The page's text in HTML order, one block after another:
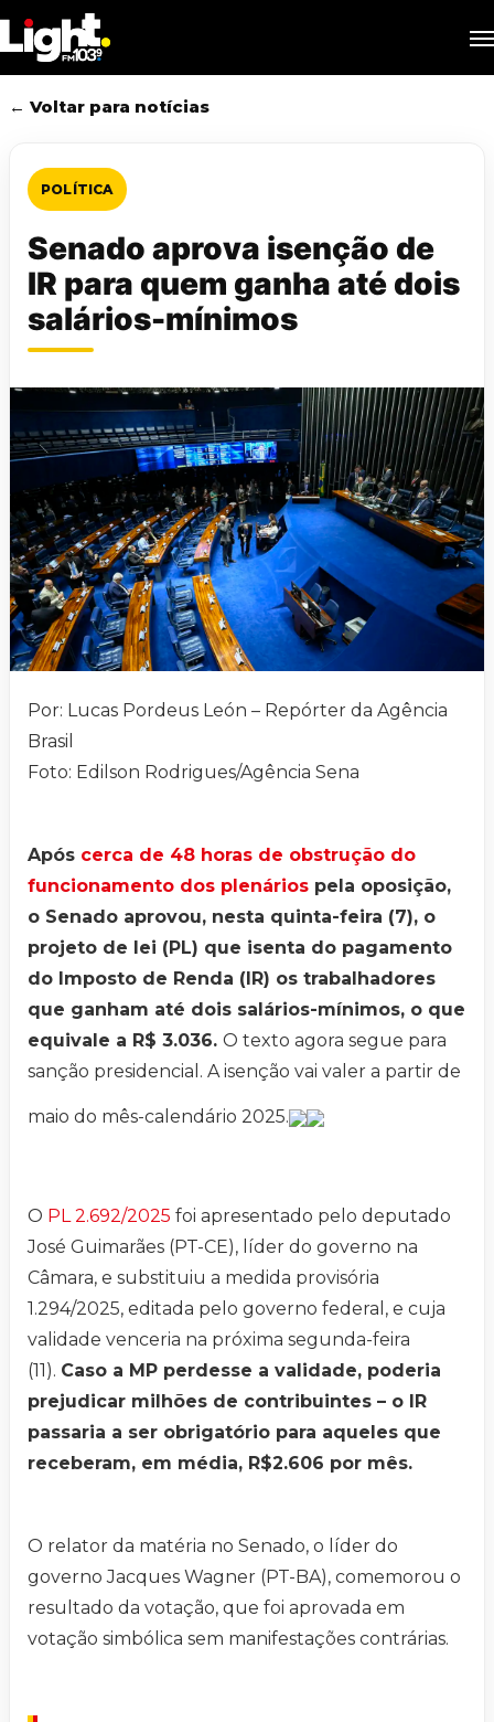
to
main
content
← Voltar para notícias
POLÍTICA
Senado aprova isenção de
IR para quem ganha até dois
salários-mínimos
Por: Lucas Pordeus León – Repórter da Agência
Brasil
Foto: Edilson Rodrigues/Agência Sena
Após cerca de 48 horas de obstrução do
funcionamento dos plenários pela oposição,
o Senado aprovou, nesta quinta-feira (7), o
projeto de lei (PL) que isenta do pagamento
do Imposto de Renda (IR) os trabalhadores
que ganham até dois salários-mínimos, o que
equivale a R$ 3.036. O texto agora segue para
sanção presidencial. A isenção vai valer a partir de
maio do mês-calendário 2025.
O PL 2.692/2025 foi apresentado pelo deputado
José Guimarães (PT-CE), líder do governo na
Câmara, e substituiu a medida provisória
1.294/2025, editada pelo governo federal, e cuja
validade venceria na próxima segunda-feira
(11). Caso a MP perdesse a validade, poderia
prejudicar milhões de contribuintes – o IR
passaria a ser obrigatório para aqueles que
receberam, em média, R$2.606 por mês.
O relator da matéria no Senado, o líder do
governo Jacques Wagner (PT-BA), comemorou o
resultado da votação, que foi aprovada em
votação simbólica sem manifestações contrárias.